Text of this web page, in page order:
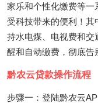
家乐和个性化缴费等
受科技带来的便利！
持水电煤、电视费和交
醒和自动缴费，彻底告
黔农云贷款操作流程
步骤一：登陆黔农云